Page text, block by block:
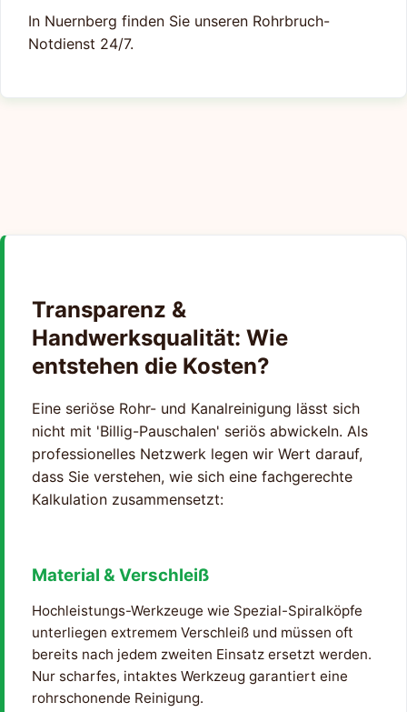
In Nuernberg finden Sie unseren Rohrbruch-
Notdienst 24/7.
Transparenz &
Handwerksqualität: Wie
entstehen die Kosten?
Eine seriöse Rohr- und Kanalreinigung lässt sich
nicht mit 'Billig-Pauschalen' seriös abwickeln. Als
professionelles Netzwerk legen wir Wert darauf,
dass Sie verstehen, wie sich eine fachgerechte
Kalkulation zusammensetzt:
Material & Verschleiß
Hochleistungs-Werkzeuge wie Spezial-Spiralköpfe
unterliegen extremem Verschleiß und müssen oft
bereits nach jedem zweiten Einsatz ersetzt werden.
Nur scharfes, intaktes Werkzeug garantiert eine
rohrschonende Reinigung.